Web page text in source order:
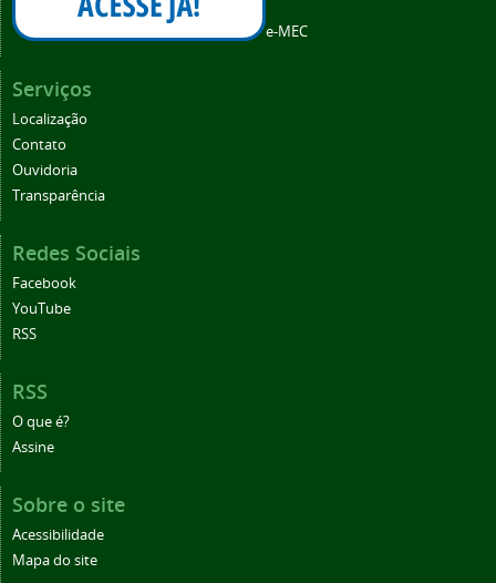
e-MEC
Serviços
Localização
Contato
Ouvidoria
Transparência
Redes Sociais
Facebook
YouTube
RSS
RSS
O que é?
Assine
Sobre o site
Acessibilidade
Mapa do site